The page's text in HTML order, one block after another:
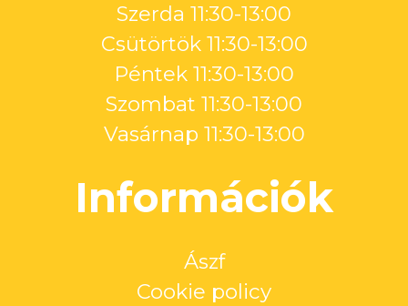
Szerda 11:30-13:00
Csütörtök 11:30-13:00
Péntek 11:30-13:00
Szombat 11:30-13:00
Vasárnap 11:30-13:00
Információk
Ászf
Cookie policy